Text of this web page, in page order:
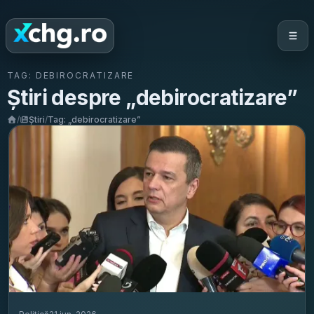
TAG: DEBIROCRATIZARE
Știri despre „debirocratizare”
/ Știri/Tag: „debirocratizare”